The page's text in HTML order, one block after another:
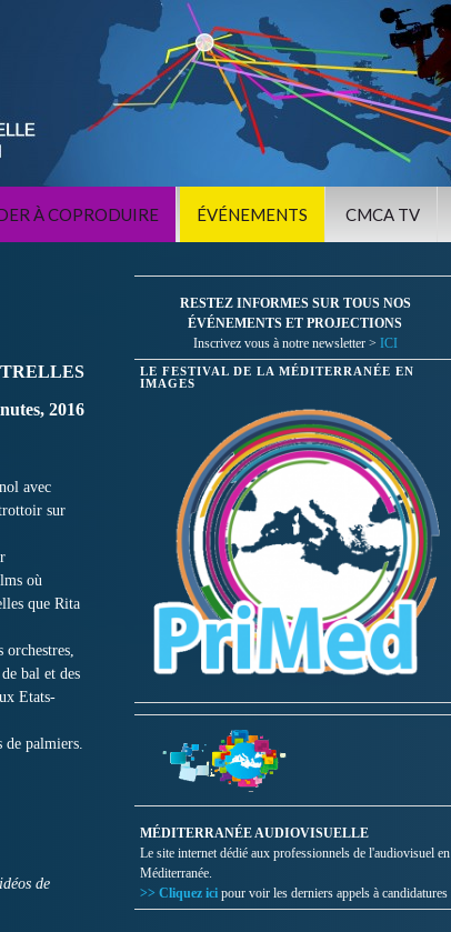
À COPRODUIRE ÉVÉNEMENTS CMCA TV
TRELLES
2016
avec
sur
où
que Rita
orchestres,
bal et des
Etats-
de palmiers.
de
RESTEZ INFORMES SUR TOUS NOS
ÉVÉNEMENTS ET PROJECTIONS
Inscrivez vous à notre newsletter > ICI
LE FESTIVAL DE LA MÉDITERRANÉE EN
IMAGES
MÉDITERRANÉE AUDIOVISUELLE
Le site internet dédié aux professionnels de l'audiovisuel en
Méditerranée.
>> Cliquez ici pour voir les derniers appels à candidatures